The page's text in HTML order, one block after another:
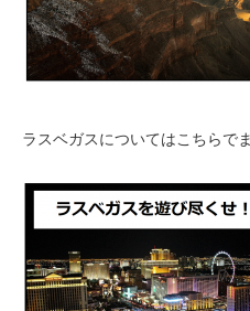
ラスベガスについてはこちらで